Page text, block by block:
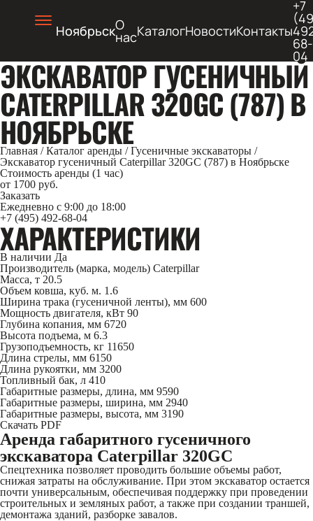
НоябрьскО
насКаталогНовостиКонтакты
+7
68-
04
ЭКСКАВАТОР ГУСЕНИЧНЫЙ
CATERPILLAR 320GC (787) В
НОЯБРЬСКЕ
Главная / Каталог аренды / Гусеничные экскаваторы /
Экскаватор гусеничный Caterpillar 320GC (787) в Ноябрьске
Стоимость аренды (1 час)
от 1700 руб.
Заказать
Ежедневно с 9:00 до 18:00
+7 (495) 492-68-04
ХАРАКТЕРИСТИКИ
В наличии Да
Производитель (марка, модель) Caterpillar
Масса, т 20.5
Объем ковша, куб. м. 1.6
Ширина трака (гусеничной ленты), мм 600
Мощность двигателя, кВт 90
Глубина копания, мм 6720
Высота подъема, м 6.3
Грузоподъемность, кг 11650
Длина стрелы, мм 6150
Длина рукоятки, мм 3200
Топливный бак, л 410
Габаритные размеры, длина, мм 9590
Габаритные размеры, ширина, мм 2940
Габаритные размеры, высота, мм 3190
Скачать PDF
Аренда габаритного гусеничного
экскаватора Caterpillar 320GC
Спецтехника позволяет проводить большие объемы работ,
снижая затраты на обслуживание. При этом экскаватор остается
почти универсальным, обеспечивая поддержку при проведении
строительных и земляных работ, а также при создании траншей,
демонтажа зданий, разборке завалов.